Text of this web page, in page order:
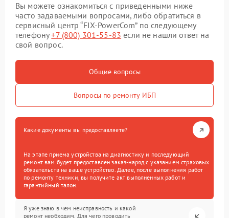
Вы можете ознакомиться с приведенными ниже
часто задаваемыми вопросами, либо обратиться в
сервисный центр “FIX-PowerCom” по следующему
телефону+7 (800) 301-55-83 если не нашли ответ на
свой вопрос.
Общие вопросы
Вопросы по ремонту ИБП
Какие документы вы предоставляете?
На этапе приема устройства на диагностику и последующий
ремонт вам будет предоставлен заказ-наряд с указанием страховых
обязательств на ваше устройство. Далее, после выполнения работ
по ремонту техники, вы получите акт выполненных работ и
гарантийный талон.
Я уже знаю в чем неисправность и какой
ремонт необходим. Для чего проводить